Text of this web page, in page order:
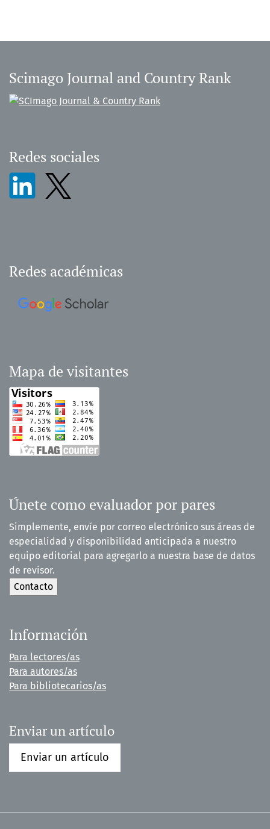
Scimago Journal and Country Rank
Redes sociales
Redes académicas
Mapa de visitantes
Únete como evaluador por pares
Simplemente, envíe por correo electrónico sus áreas de
especialidad y disponibilidad anticipada a nuestro
equipo editorial para agregarlo a nuestra base de datos
de revisor.
Información
Para lectores/as
Para autores/as
Para bibliotecarios/as
Enviar un artículo
Enviar un artículo